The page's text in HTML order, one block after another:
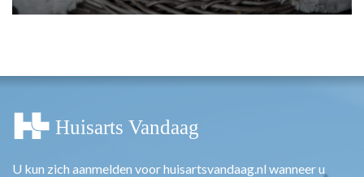
U kun zich aanmelden voor huisartsvandaag.nl wanneer u